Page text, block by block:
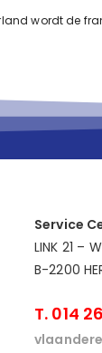
wordt de
Service
LINK 21 –
B-2200
T. 014